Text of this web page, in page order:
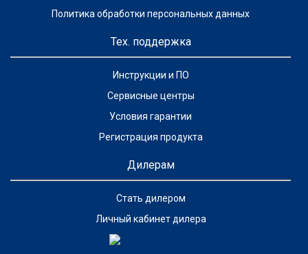
Политика обработки персональных данных
Тех. поддержка
Инструкции и ПО
Сервисные центры
Условия гарантии
Регистрация продукта
Дилерам
Стать дилером
Личный кабинет дилера